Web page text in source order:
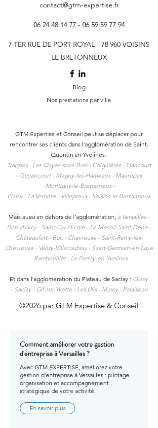
contact@gtm-expertise.fr
06 24 48 14 77 - 06 59 5977 94
7 TER RUE DE PORT ROYAL - 78 960 VOISINS
LE BRETONNEUX
Blog
Nos prestations par ville
GTM Expertise et Conseil peut se déplacer pour
rencontrer ses clients dans l’agglomération de Saint-
Quentin en Yvelines :
Trappes - Les Clayes-sous-Bois - Coignières - Elancourt
- Guyancourt - Magny-les-Hameaux - Maurepas
- Montigny-le-Bretonneux -
Plaisir - La Verrière - Villepreux - Voisins-le-Bretonneux
Mais aussi en dehors de l'agglomération, à Versailles -
Bois d’Arcy - Saint-Cyr-l’Ecole - Le Mesnil-Saint-Denis -
Châteaufort - Buc - Chevreuse - Saint-Rémy-lès-
Chevreuse - Vélizy-Villacoublay - Saint-Germain-en-Laye
- Rambouillet - Le Perray-en-Yvelines
Et dans l’agglomération du Plateau de Saclay : Orsay
- Saclay - Gif-sur-Yvette - Les Ulis - Massy - Palaiseau
©2026 par GTM Expertise & Conseil
Comment améliorer votre gestion
d'entreprise à Versailles ?
Avec GTM EXPERTISE, améliorez votre
gestion d'entreprise à Versailles : pilotage,
organisation et accompagnement
stratégique de votre activité.
En savoir plus